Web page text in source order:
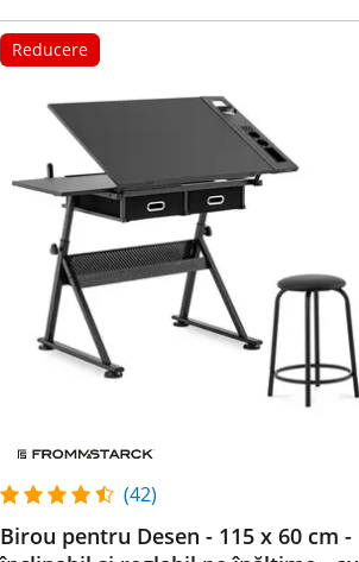
Reducere
(42)
Birou pentru Desen - 115 x 60 cm -